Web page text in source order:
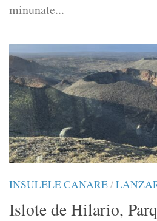
minunate...
INSULELE CANARE/
Islote de Hilario,